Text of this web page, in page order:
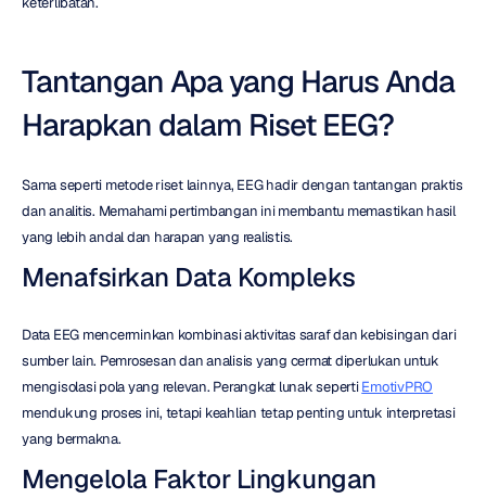
Tantangan Apa yang Harus Anda
Harapkan dalam Riset EEG?
Sama seperti metode riset lainnya, EEG hadir dengan tantangan praktis
dan analitis. Memahami pertimbangan ini membantu memastikan hasil
yang lebih andal dan harapan yang realistis.
Menafsirkan Data Kompleks
Data EEG mencerminkan kombinasi aktivitas saraf dan kebisingan dari
sumber lain. Pemrosesan dan analisis yang cermat diperlukan untuk
mengisolasi pola yang relevan. Perangkat lunak seperti EmotivPRO
mendukung proses ini, tetapi keahlian tetap penting untuk interpretasi
yang bermakna.
Mengelola Faktor Lingkungan